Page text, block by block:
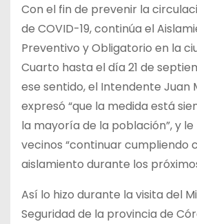
Con el fin de prevenir la
de COVID-19, continúa el
Preventivo y Obligatorio en la
Cuarto hasta el día 21 de
ese sentido, el Intendente Juan
expresó “que la medida está
la mayoría de la población”, y le
vecinos “continuar cumpliendo
aislamiento durante los
Así lo hizo durante la visita del
Seguridad de la provincia de